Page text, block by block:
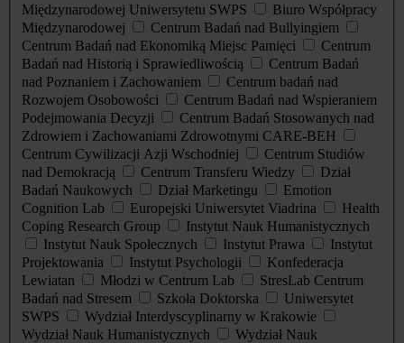
Międzynarodowej Uniwersytetu SWPS
Biuro Współpracy
Międzynarodowej
Centrum Badań nad Bullyingiem
Centrum Badań nad Ekonomiką Miejsc Pamięci
Centrum
Badań nad Historią i Sprawiedliwością
Centrum Badań
nad Poznaniem i Zachowaniem
Centrum badań nad
Rozwojem Osobowości
Centrum Badań nad Wspieraniem
Podejmowania Decyzji
Centrum Badań Stosowanych nad
Zdrowiem i Zachowaniami Zdrowotnymi CARE-BEH
Centrum Cywilizacji Azji Wschodniej
Centrum Studiów
nad Demokracją
Centrum Transferu Wiedzy
Dział
Badań Naukowych
Dział Marketingu
Emotion
Cognition Lab
Europejski Uniwersytet Viadrina
Health
Coping Research Group
Instytut Nauk Humanistycznych
Instytut Nauk Społecznych
Instytut Prawa
Instytut
Projektowania
Instytut Psychologii
Konfederacja
Lewiatan
Młodzi w Centrum Lab
StresLab Centrum
Badań nad Stresem
Szkoła Doktorska
Uniwersytet
SWPS
Wydział Interdyscyplinarny w Krakowie
Wydział Nauk Humanistycznych
Wydział Nauk